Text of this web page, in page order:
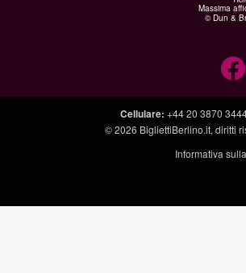
Massima
© Dun &
Cellulare: +44 20 3870
© 2026 BigliettiBerlino.it, diritti
Informativa